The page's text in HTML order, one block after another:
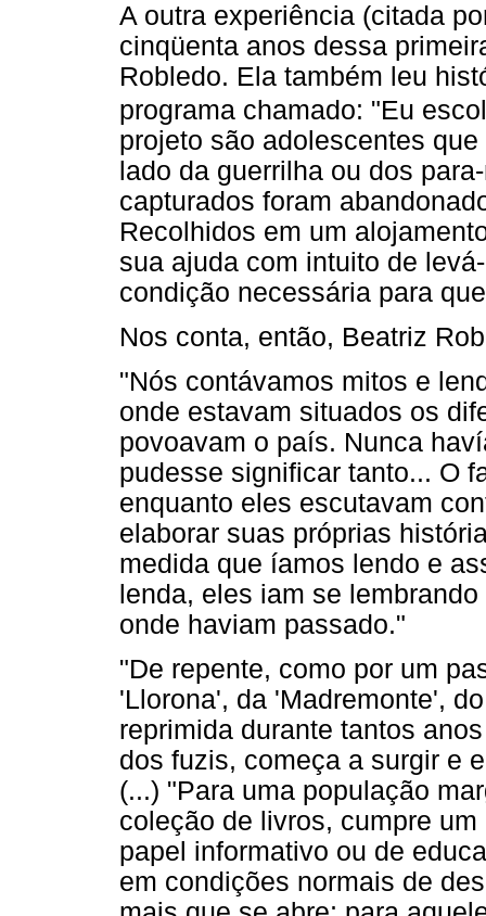
A outra experiência (citada
cinqüenta anos dessa
Robledo. Ela também leu
programa chamado: "Eu
projeto são adolescentes
lado da guerrilha ou dos
capturados foram
Recolhidos em um
sua ajuda com intuito de
condição necessária para
Nos conta, então, Beatriz
"Nós contávamos mitos e
onde estavam situados os
povoavam o país. Nunca
pudesse significar tanto... O
enquanto eles escutavam
elaborar suas próprias
medida que íamos lendo e
lenda, eles iam se
onde haviam passado."
"De repente, como por um
'Llorona', da 'Madremonte',
reprimida durante tantos
dos fuzis, começa a surgir e
(...) "Para uma população
coleção de livros, cumpre
papel informativo ou de
em condições normais de